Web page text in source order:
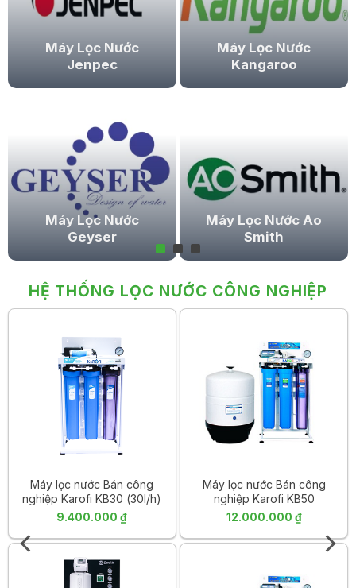
Máy Lọc Nước
Jenpec
Máy Lọc Nước
Geyser
Máy Lọc Nước
Kangaroo
Máy Lọc Nước Ao
Smith
HỆ THỐNG LỌC NƯỚC CÔNG NGHIỆP
Máy lọc nước Bán công
nghiệp Karofi KB30 (30l/h)
9.400.000₫
Máy lọc nước Bán công
nghiệp Karofi KB50
(50lit/gio)
12.000.000 ₫